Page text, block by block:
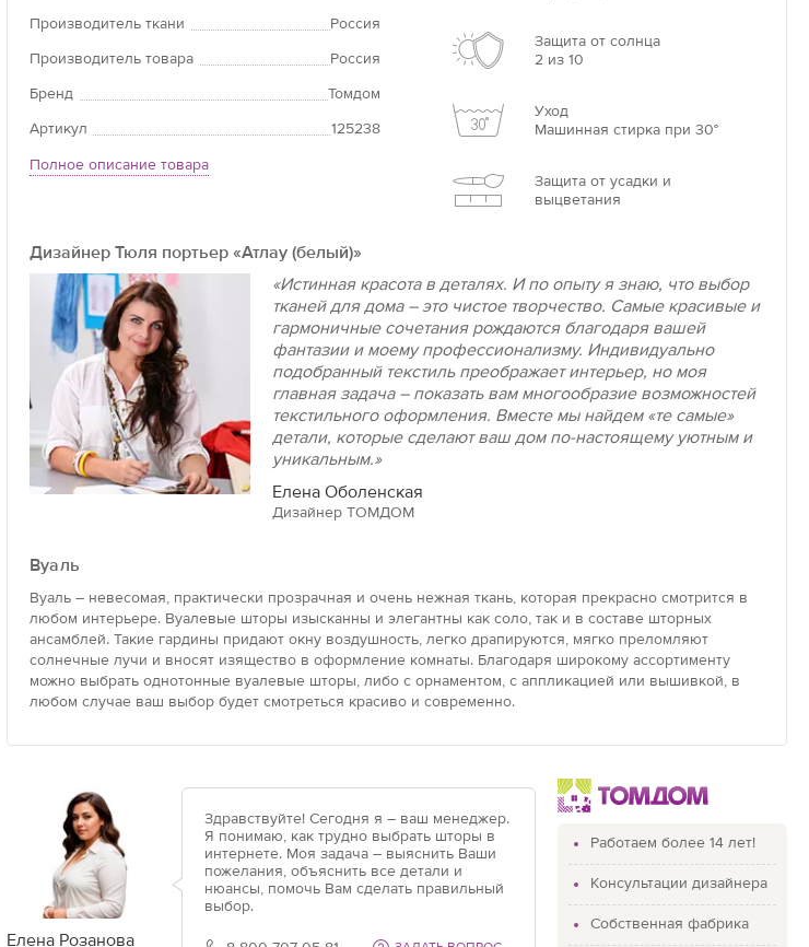
Производитель ткани
Россия
Производитель товара
Россия
Бренд
Томдом
Артикул
125238
Полное описание товара
Защита от солнца
2 из 10
Уход
Машинная стирка при 30°
Защита от усадки и
выцветания
Дизайнер Тюля портьер «Атлау (белый)»
«Истинная красота в деталях. И по опыту я знаю, что выбор
тканей для дома – это чистое творчество. Самые красивые и
гармоничные сочетания рождаются благодаря вашей
фантазии и моему профессионализму. Индивидуально
подобранный текстиль преображает интерьер, но моя
главная задача – показать вам многообразие возможностей
текстильного оформления. Вместе мы найдем «те самые»
детали, которые сделают ваш дом по-настоящему уютным и
уникальным.»
Елена Оболенская
Дизайнер ТОМДОМ
Вуаль
Вуаль – невесомая, практически прозрачная и очень нежная ткань, которая прекрасно смотрится в
любом интерьере. Вуалевые шторы изысканны и элегантны как соло, так и в составе шторных
ансамблей. Такие гардины придают окну воздушность, легко драпируются, мягко преломляют
солнечные лучи и вносят изящество в оформление комнаты. Благодаря широкому ассортименту
можно выбрать однотонные вуалевые шторы, либо с орнаментом, с аппликацией или вышивкой, в
любом случае ваш выбор будет смотреться красиво и современно.
Елена Розанова
Здравствуйте! Сегодня я – ваш менеджер.
Я понимаю, как трудно выбрать шторы в
интернете. Моя задача – выяснить Ваши
пожелания, объяснить все детали и
нюансы, помочь Вам сделать правильный
выбор.
Работаем более 14 лет!
Консультации дизайнера
Собственная фабрика